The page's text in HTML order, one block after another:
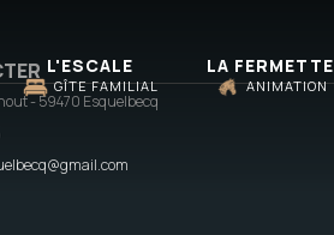
L'ESCALE
GÎTE FAMILIAL
LA FERMETTE
ANIMATION
- 59470 Esquelbecq